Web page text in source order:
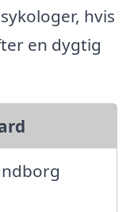
hvis
en dygtig